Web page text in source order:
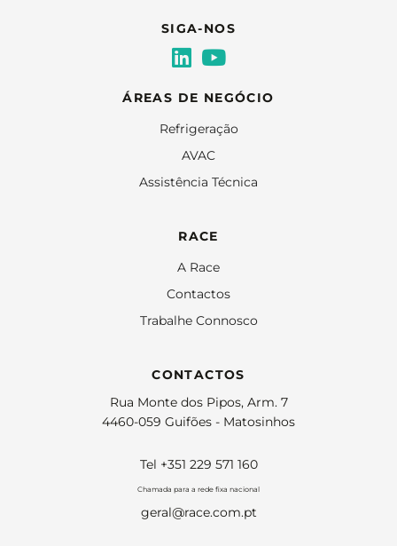
SIGA-NOS
ÁREAS DE NEGÓCIO
Refrigeração
AVAC
Assistência Técnica
RACE
A Race
Contactos
Trabalhe Connosco
CONTACTOS
Rua Monte dos Pipos, Arm. 7
4460-059 Guifões - Matosinhos
Tel +351 229 571 160
Chamada para a rede fixa nacional
geral@race.com.pt